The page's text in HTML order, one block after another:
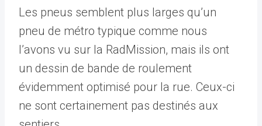
Les pneus semblent plus larges qu’un
pneu de métro typique comme nous
l’avons vu sur la RadMission, mais ils ont
un dessin de bande de roulement
évidemment optimisé pour la rue. Ceux-ci
ne sont certainement pas destinés aux